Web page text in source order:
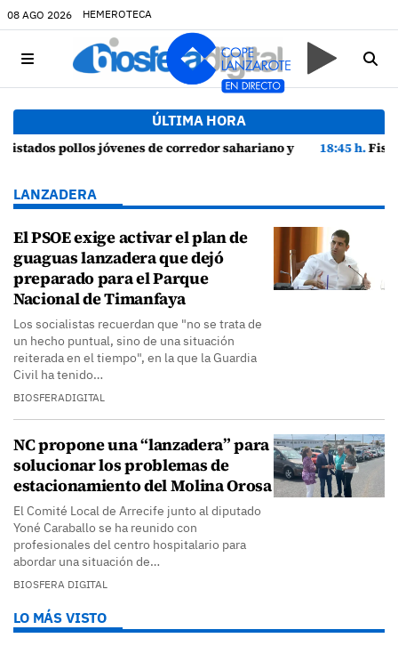
08 AGO 2026 HEMEROTECA
ÚLTIMA HORA
de cortejo de hubara cerca del rally de Lanzarote
18:45 h.Fiscalía denuncia a Yonathan de León y a Echedey
LANZADERA
El PSOE exige activar el plan de
guaguas lanzadera que dejó
preparado para el Parque
Nacional de Timanfaya
Los socialistas recuerdan que "no se trata de
un hecho puntual, sino de una situación
reiterada en el tiempo", en la que la Guardia
Civil ha tenido…
BIOSFERADIGITAL
NC propone una “lanzadera” para
solucionar los problemas de
estacionamiento del Molina Orosa
El Comité Local de Arrecife junto al diputado
Yoné Caraballo se ha reunido con
profesionales del centro hospitalario para
abordar una situación de…
BIOSFERA DIGITAL
LO MÁS VISTO